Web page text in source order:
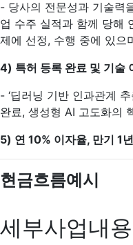
- 당사의 전문성과 기술력
업 수주 실적과 함께 당해
제에 선정, 수행 중에 있으
4) 특허 등록 완료 및 기술
- ‘딥러닝 기반 인과관계
완료, 생성형 AI 고도화의
5) 연 10% 이자율, 만기 1
현금흐름예시
세부사업내용